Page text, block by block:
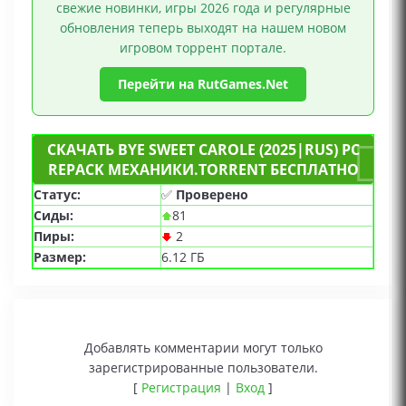
свежие новинки, игры 2026 года и регулярные
обновления теперь выходят на нашем новом
игровом торрент портале.
Перейти на RutGames.Net
СКАЧАТЬ BYE SWEET CAROLE (2025|RUS) PC
REPACK МЕХАНИКИ.TORRENT БЕСПЛАТНО
Статус: ✅ Проверено
Сиды:
81
Пиры:
2
Размер:
6.12 ГБ
Добавлять комментарии могут только
зарегистрированные пользователи.
[ Регистрация | Вход ]